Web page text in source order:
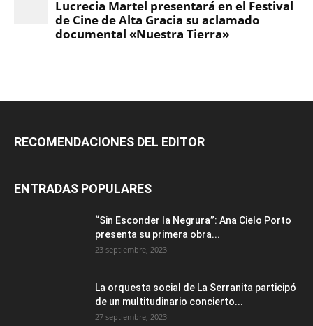
RECOMENDACIONES DEL EDITOR
ENTRADAS POPULARES
“Sin Esconder la Negrura”: Ana Cielo Porto
presenta su primera obra...
23 septiembre, 2023
La orquesta social de La Serranita participó
de un multitudinario concierto...
27 septiembre, 2023